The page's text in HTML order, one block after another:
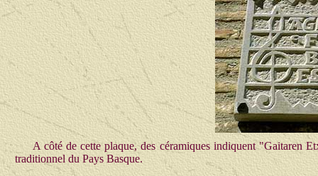
A côté de cette plaque, des céramiques indiquent "Gaitaren
traditionnel du Pays Basque.